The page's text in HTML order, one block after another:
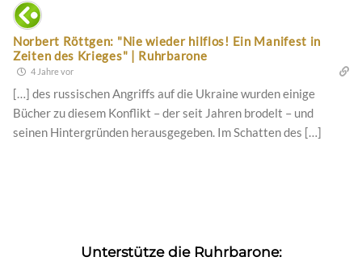
Norbert Röttgen: "Nie wieder hilflos! Ein Manifest in
Zeiten des Krieges" | Ruhrbarone
4 Jahre vor
[…] des russischen Angriffs auf die Ukraine wurden einige
Bücher zu diesem Konflikt – der seit Jahren brodelt – und
seinen Hintergründen herausgegeben. Im Schatten des […]
Unterstütze die Ruhrbarone: